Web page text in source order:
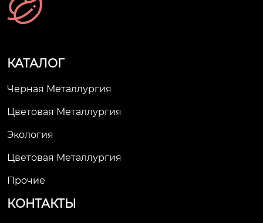
КАТАЛОГ
Черная Металлургия
Цветовая Металлургия
Экология
Цветовая Металлургия
Прочие
КОНТАКТЫ